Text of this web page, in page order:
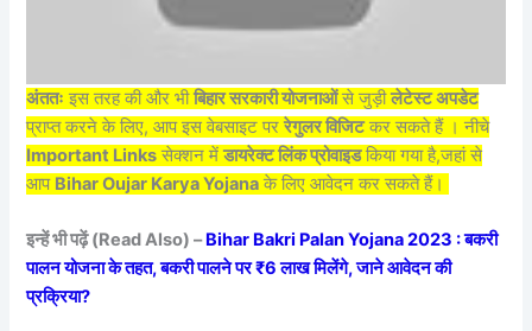
अंततः इस तरह की और भीबिहार सरकारी योजनाओंसे जुड़ीलेटेस्ट अपडेट
प्राप्त करने के लिए, आप इस वेबसाइट पररेगुलर विजिटकर सकते हैं । नीचे
Important Links सेक्शन मेंडायरेक्ट लिंक प्रोवाइडकिया गया है,जहां से
आप Bihar Oujar Karya Yojana के लिए आवेदन कर सकते हैं।
इन्हें भी पढ़ें (Read Also) –Bihar Bakri Palan Yojana 2023 : बकरी
पालन योजना के तहत, बकरी पालने पर ₹6 लाख मिलेंगे, जाने आवेदन की
प्रक्रिया?